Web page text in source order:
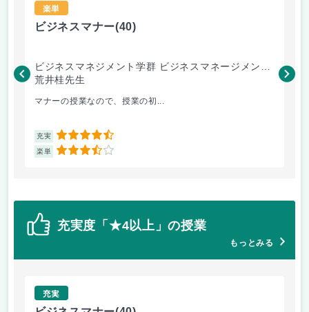
楽単
ビジネスマナー(40)
ビジネスマネジメント学群 ビジネスマネージメント
学類
荒井桂先生
マナーの授業なので、授業の初...
充実 4.5
楽単 3.5
庄
充実度「★4以上」の授業
もっとみる
充実